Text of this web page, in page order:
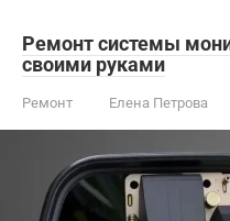
Ремонт системы
своими руками
Ремонт Елена Петрова